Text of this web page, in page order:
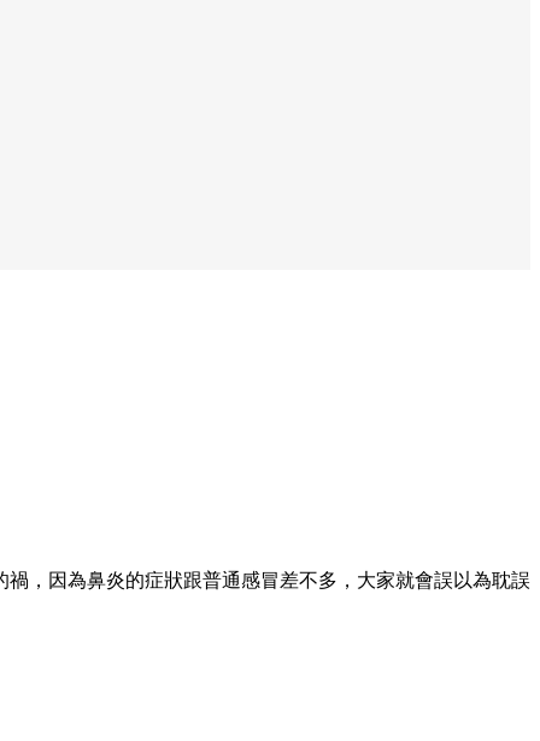
，因為鼻炎的症狀跟普通感冒差不多，大家就會誤以為耽誤